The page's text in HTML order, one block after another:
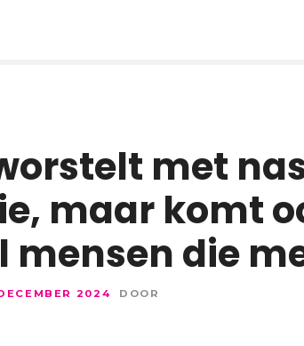
met
maar komt
mensen die
2024 DOOR